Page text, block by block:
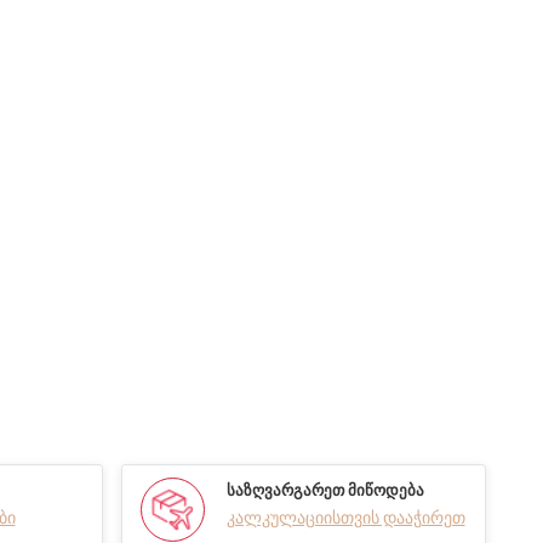
ᲡᲐᲖᲦᲕᲐᲠᲒᲐᲠᲔᲗ ᲛᲘᲬᲝᲓᲔᲑᲐ
კალკულაციისთვის დააჭირეთ